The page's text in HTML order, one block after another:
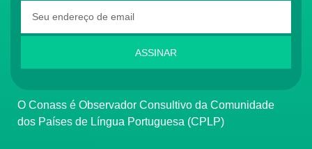
ASSINAR
O Conass é Observador Consultivo da Comunidade
dos Países de Língua Portuguesa (CPLP)